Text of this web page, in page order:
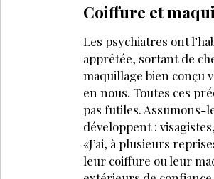
Coiffure et
Les psychiatres ont
apprêtée, sortant de
maquillage bien conçu
en nous. Toutes ces
pas futiles. Assumons-
développent :
«J’ai, à plusieurs
leur coiffure ou leur